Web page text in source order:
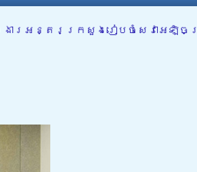
រអន្តរក្រសួងរៀបចំសេវាអេឡិ